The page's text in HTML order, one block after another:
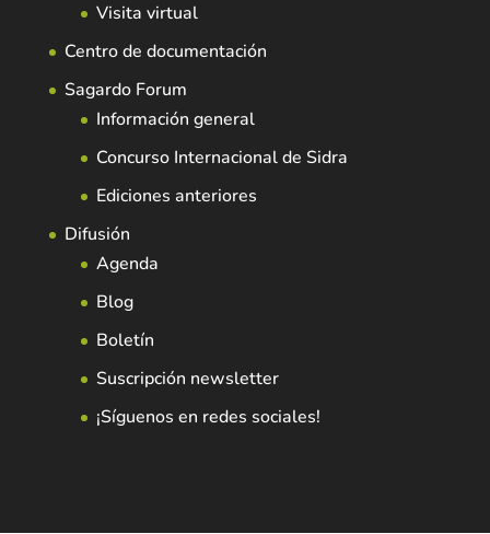
Visita virtual
Centro de documentación
Sagardo Forum
Información general
Concurso Internacional de Sidra
Ediciones anteriores
Difusión
Agenda
Blog
Boletín
Suscripción newsletter
¡Síguenos en redes sociales!